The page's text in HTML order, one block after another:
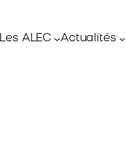
Les ALEC Actualités